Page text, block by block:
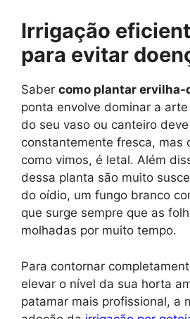
Irrigação
para evitar
Saber como plantar ervilha-
ponta envolve dominar a
do seu vaso ou canteiro
constantemente fresca, mas
como vimos, é letal. Além
dessa planta são muito
do oídio, um fungo branco
que surge sempre que as
molhadas por muito tempo.
Para contornar
elevar o nível da sua horta
patamar mais profissional, a